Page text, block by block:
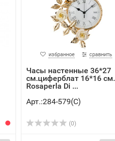
избранное сравнить
Часы настенные 36*27
см.циферблат 16*16 см.
Rosaperla Di ...
Арт.:284-579(C)
(0)